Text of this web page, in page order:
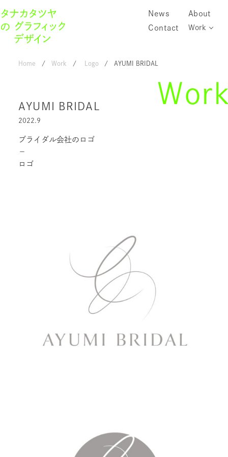
News
About
Contact
Work
Home Work Logo AYUMI BRIDAL
AYUMI BRIDAL
2022.9
ブライダル会社のロゴ
－
ロゴ